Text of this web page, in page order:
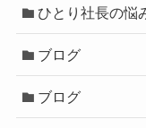
ひとり社長の悩
ブログ
ブログ